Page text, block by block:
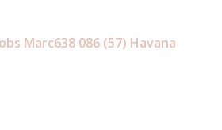
Marc638 086 (57) Havana